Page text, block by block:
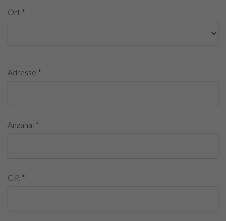
Ort *
Adresse *
Anzahal *
C.P. *